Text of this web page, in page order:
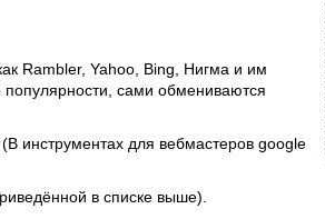
Rambler, Yahoo, Bing, Нигма и им
популярности, сами обмениваются
инструментах для вебмастеров google
в списке выше).